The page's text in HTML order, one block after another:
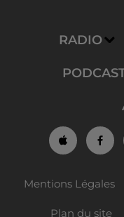
RADIO
Mentions Légales
Plan du site